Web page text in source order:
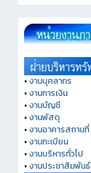
•งานบุคลากร
•งานการเงิน
•งานบัญชี
•งานพัสดุ
•งานอาคารสถานที่
•งานทะเบียน
•งานบริหารทั่วไป
•งานประชาสัมพันธ์